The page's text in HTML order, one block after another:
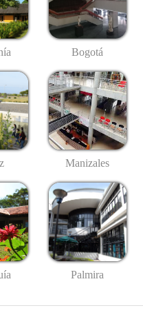
Bogotá
Manizales
Palmira